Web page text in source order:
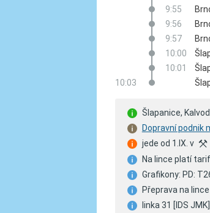
9:55
9:56
9:57
10:00
10:01
10:03
Šlapanice,
Dopravní podnik
jede od 1.IX. v X
Na lince platí
Grafikony: PD:
Přeprava na
linka 31 [IDS JMK]